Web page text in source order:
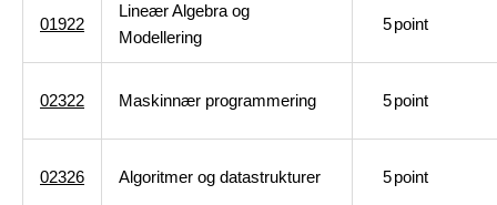
01922
Lineær Algebra og
Modellering
5point
02322 Maskinnær programmering 5point
02326 Algoritmer og datastrukturer 5point